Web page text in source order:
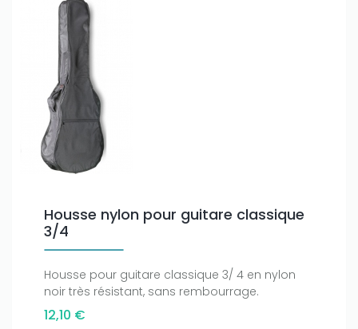
Housse nylon pour guitare classique
3/4
Housse pour guitare classique 3/ 4 en nylon
noir très résistant, sans rembourrage.
12,10 €